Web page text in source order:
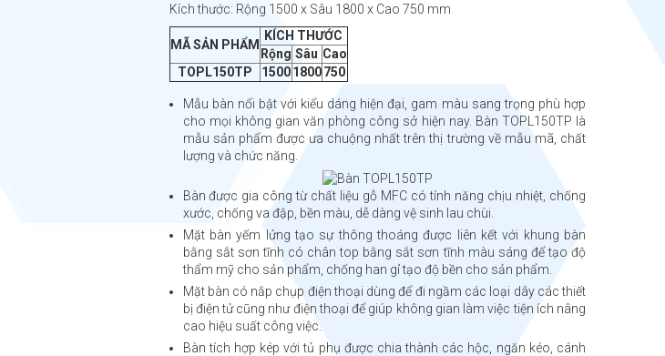
Kích thước: Rộng 1500 x Sâu 1800 x Cao 750 mm
MÃ SẢN PHẨM
KÍCH THƯỚC
Rộng Sâu Cao
TOPL150TP
1500 1800 750
Mẫu bàn nổi bật với kiểu dáng hiện đại, gam màu sang trọng phù hợp
cho mọi không gian văn phòng công sở hiện nay. Bàn TOPL150TP là
mẫu sản phẩm được ưa chuộng nhất trên thị trường về mẫu mã, chất
lượng và chức năng.
Bàn được gia công từ chất liệu gỗ MFC có tính năng chịu nhiệt, chống
xước, chống va đập, bền màu, dễ dàng vệ sinh lau chùi.
Mặt bàn yếm lửng tạo sự thông thoáng được liên kết với khung bàn
bằng sắt sơn tĩnh có chân top bằng sắt sơn tĩnh màu sáng để tạo độ
thẩm mỹ cho sản phẩm, chống han gỉ tạo độ bền cho sản phẩm.
Mặt bàn có nắp chụp điện thoại dùng để đi ngầm các loại dây các thiết
bị điện tử cũng như điện thoại để giúp không gian làm việc tiện ích nâng
cao hiệu suất công việc.
Bàn tích hợp kép với tủ phụ được chia thành các hộc, ngăn kéo, cánh